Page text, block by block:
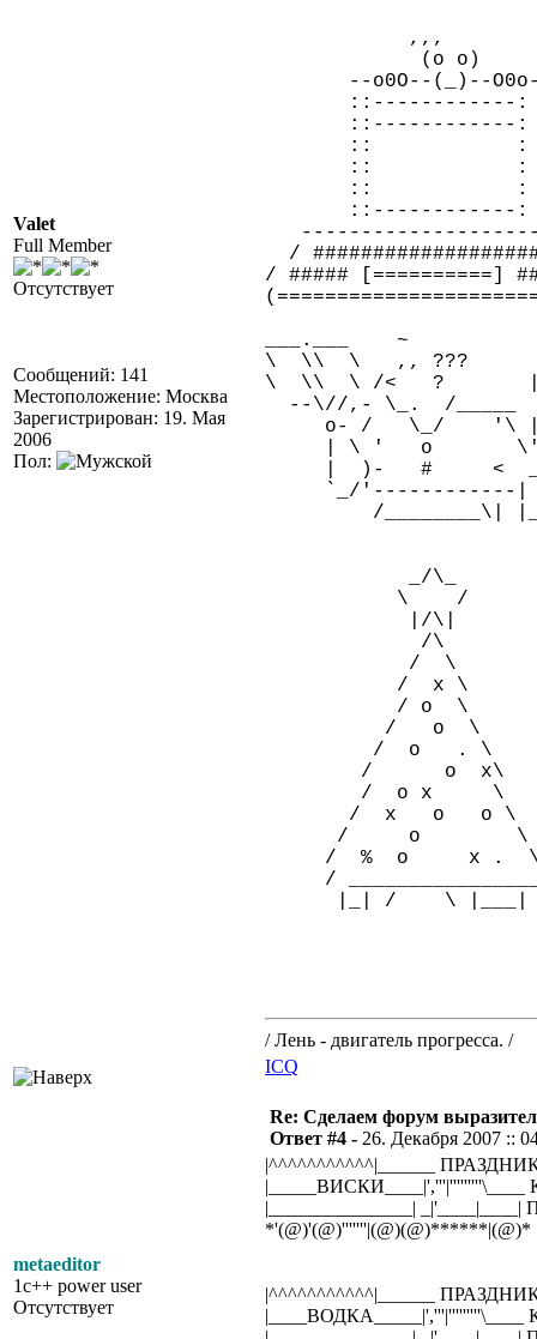
Valet
Full Member
Отсутствует
Сообщений: 141
Местоположение: Москва
Зарегистрирован: 19. Мая
2006
Пол:
,,,
(o o)
--o0O--(_)--
::------------:
::------------:
:: : o
:: :
:: :
::------------
/
/ ##### [==========]
___.___ ~
\ \\ \ ,,
\ \\ \ /< ? |
--\//,- \_. /
o- / \_/ '\ |
| \ ' o
| )- # < ___/
`_/
/________\|
_/\_
\ /
|/\|
/\
/ \
/ x \
/ o \
/ o \
/ o . \
/ o x\
/ o x \
/ x o o \
/ o \
/ % o x .
/
|_| / \ |___|
/ Лень - двигатель прогресса. /
ICQ
metaeditor
1c++ power user
Отсутствует
Re: Сделаем форум
Ответ #4 - 26. Декабря 2007 ::
|^^^^^^^^^^^|______
|_______________|
*'(@)'(@)'''''''|(@)(@)******|(@)*
|^^^^^^^^^^^|______